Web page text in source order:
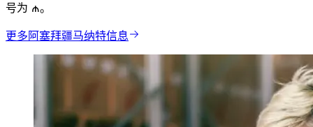
号为 ₼。
更多阿塞拜疆马纳特信息